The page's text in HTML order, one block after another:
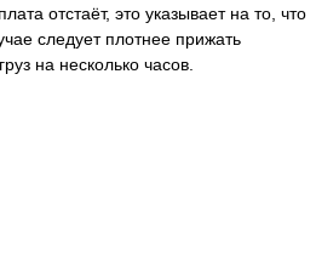
отстаёт, это указывает на то, что
следует плотнее прижать
на несколько часов.